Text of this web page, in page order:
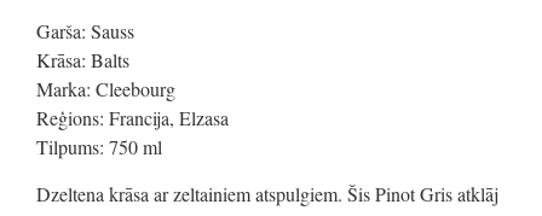
Garša: Sauss
Krāsa: Balts
Marka: Cleebourg
Reģions: Francija, Elzasa
Tilpums: 750 ml
Dzeltena krāsa ar zeltainiem atspulgiem. Šis Pinot Gris atklāj